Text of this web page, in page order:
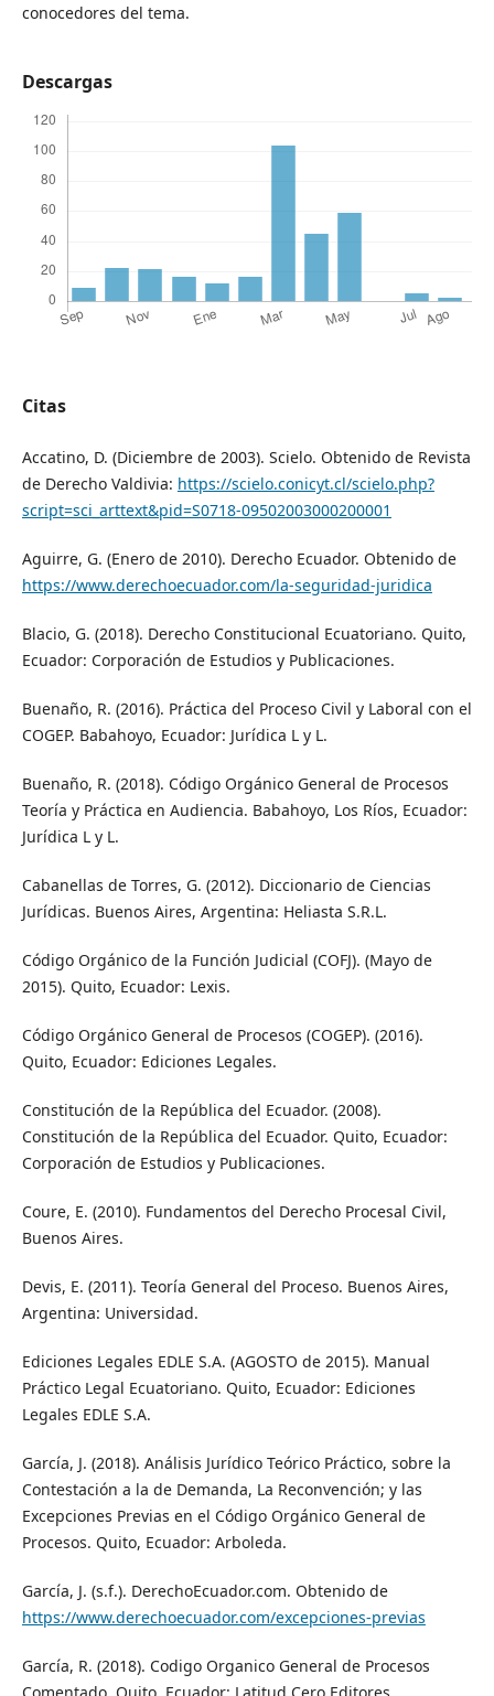
conocedores del tema.
Descargas
Citas
Accatino, D. (Diciembre de 2003). Scielo. Obtenido de Revista
de Derecho Valdivia: https://scielo.conicyt.cl/scielo.php?
script=sci_arttext&pid=S0718-09502003000200001
Aguirre, G. (Enero de 2010). Derecho Ecuador. Obtenido de
https://www.derechoecuador.com/la-seguridad-juridica
Blacio, G. (2018). Derecho Constitucional Ecuatoriano. Quito,
Ecuador: Corporación de Estudios y Publicaciones.
Buenaño, R. (2016). Práctica del Proceso Civil y Laboral con el
COGEP. Babahoyo, Ecuador: Jurídica L y L.
Buenaño, R. (2018). Código Orgánico General de Procesos
Teoría y Práctica en Audiencia. Babahoyo, Los Ríos, Ecuador:
Jurídica L y L.
Cabanellas de Torres, G. (2012). Diccionario de Ciencias
Jurídicas. Buenos Aires, Argentina: Heliasta S.R.L.
Código Orgánico de la Función Judicial (COFJ). (Mayo de
2015). Quito, Ecuador: Lexis.
Código Orgánico General de Procesos (COGEP). (2016).
Quito, Ecuador: Ediciones Legales.
Constitución de la República del Ecuador. (2008).
Constitución de la República del Ecuador. Quito, Ecuador:
Corporación de Estudios y Publicaciones.
Coure, E. (2010). Fundamentos del Derecho Procesal Civil,
Buenos Aires.
Devis, E. (2011). Teoría General del Proceso. Buenos Aires,
Argentina: Universidad.
Ediciones Legales EDLE S.A. (AGOSTO de 2015). Manual
Práctico Legal Ecuatoriano. Quito, Ecuador: Ediciones
Legales EDLE S.A.
García, J. (2018). Análisis Jurídico Teórico Práctico, sobre la
Contestación a la de Demanda, La Reconvención; y las
Excepciones Previas en el Código Orgánico General de
Procesos. Quito, Ecuador: Arboleda.
García, J. (s.f.). DerechoEcuador.com. Obtenido de
https://www.derechoecuador.com/excepciones-previas
García, R. (2018). Codigo Organico General de Procesos